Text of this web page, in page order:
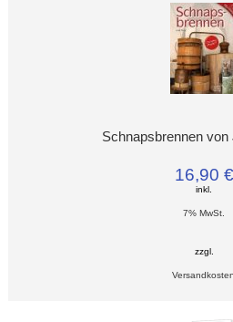
Schnapsbrennen von
16,90 €
inkl.
7% MwSt.
zzgl.
Versandkosten